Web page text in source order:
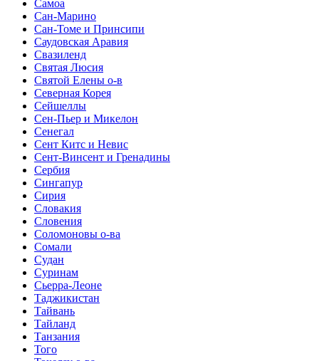
Самоа
Сан-Марино
Сан-Томе и Принсипи
Саудовская Аравия
Свазиленд
Святая Люсия
Святой Елены о-в
Северная Корея
Сейшеллы
Сен-Пьер и Микелон
Сенегал
Сент Китс и Невис
Сент-Винсент и Гренадины
Сербия
Сингапур
Сирия
Словакия
Словения
Соломоновы о-ва
Сомали
Судан
Суринам
Сьерра-Леоне
Таджикистан
Тайвань
Тайланд
Танзания
Того